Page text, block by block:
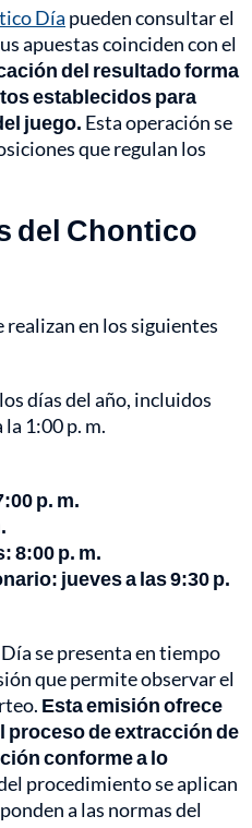
Día pueden consultar el
apuestas coinciden con el
del resultado forma
establecidos para
juego. Esta operación se
que regulan los
del Chontico
realizan en los siguientes
días del año, incluidos
1:00 p. m.
p. m.
8:00 p. m.
jueves a las 9:30 p.
se presenta en tiempo
que permite observar el
Esta emisión ofrece
proceso de extracción de
conforme a lo
procedimiento se aplican
a las normas del